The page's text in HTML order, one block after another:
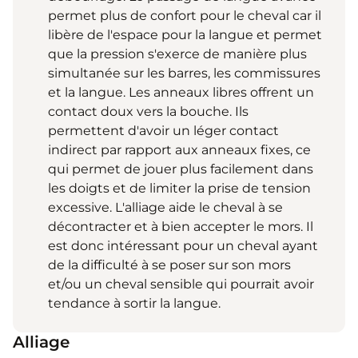
permet plus de confort pour le cheval car il
libère de l'espace pour la langue et permet
que la pression s'exerce de manière plus
simultanée sur les barres, les commissures
et la langue. Les anneaux libres offrent un
contact doux vers la bouche. Ils
permettent d'avoir un léger contact
indirect par rapport aux anneaux fixes, ce
qui permet de jouer plus facilement dans
les doigts et de limiter la prise de tension
excessive. L'alliage aide le cheval à se
décontracter et à bien accepter le mors. Il
est donc intéressant pour un cheval ayant
de la difficulté à se poser sur son mors
et/ou un cheval sensible qui pourrait avoir
tendance à sortir la langue.
Alliage